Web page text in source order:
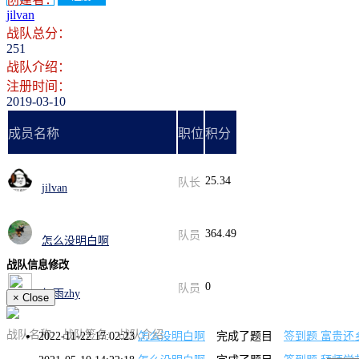
jilvan
战队总分：
251
战队介绍：
注册时间：
2019-03-10
成员名称 职位积分
jilvan 队长 25.34
怎么没明白啊 队员 364.49
红雨zhy 队员 0
2022-11-22 17:02:23 怎么没明白啊 完成了题目
签到题 富贵还
战队信息修改
× Close
战队名称: 战队签名: 战队介绍: